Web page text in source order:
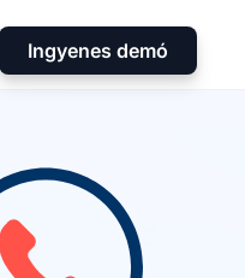
Ingyenes demó